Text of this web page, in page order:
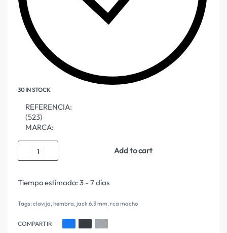
30 IN STOCK
REFERENCIA:
(523)
MARCA:
Add to cart
Tiempo estimado: 3 - 7 días
Tags: clavija,hembra,jack 6.3 mm,rca macho
COMPARTIR